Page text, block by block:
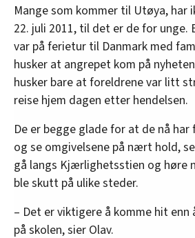
Mange som kommer til Utøya, har
22. juli 2011, til det er de for unge.
var på ferietur til Danmark med
husker at angrepet kom på
husker bare at foreldrene var litt
reise hjem dagen etter hendelsen.
De er begge glade for at de nå
og se omgivelsene på nært hold,
gå langs Kjærlighetsstien og høre
ble skutt på ulike steder.
– Det er viktigere å komme hit
på skolen, sier Olav.